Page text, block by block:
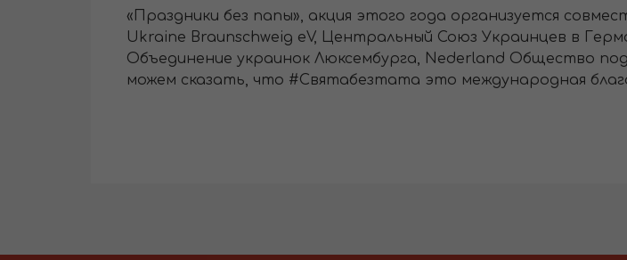
«Праздники без папы», акция этого года организуется
Ukraine Braunschweig eV, Центральный Союз Украинцев в
Объединение украинок Люксембурга, Nederland Общество
можем сказать, что #Святабезтата это международная